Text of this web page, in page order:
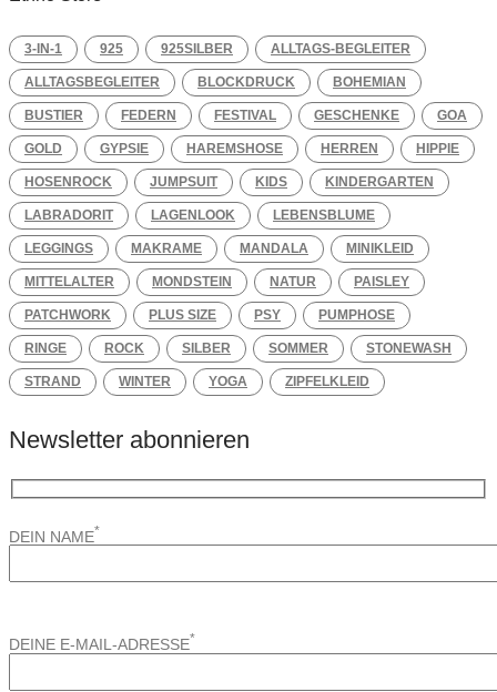
3-IN-1 925 925SILBER ALLTAGS-BEGLEITER
ALLTAGSBEGLEITER BLOCKDRUCK BOHEMIAN
BUSTIER FEDERN FESTIVAL GESCHENKE GOA
GOLD GYPSIE HAREMSHOSE HERREN HIPPIE
HOSENROCK JUMPSUIT KIDS KINDERGARTEN
LABRADORIT LAGENLOOK LEBENSBLUME
LEGGINGS MAKRAME MANDALA MINIKLEID
MITTELALTER MONDSTEIN NATUR PAISLEY
PATCHWORK PLUS SIZE PSY PUMPHOSE
RINGE ROCK SILBER SOMMER STONEWASH
STRAND WINTER YOGA ZIPFELKLEID
Newsletter abonnieren
DEIN NAME*
DEINE E-MAIL-ADRESSE*